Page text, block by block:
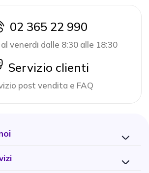
icon
02 365 22 990
venerdi dalle 8:30 alle 18:30
icon
Servizio clienti
post vendita e FAQ